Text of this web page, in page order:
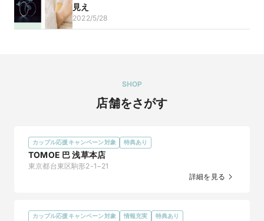
見え
2022/5/28
SHOP
店舗をさがす
カップル応援キャンペーン対象 特典あり
TOMOE 巴 浅草本店
東京都台東区駒形2-1−21
詳細を見る
カップル応援キャンペーン対象 情報充実 特典あり